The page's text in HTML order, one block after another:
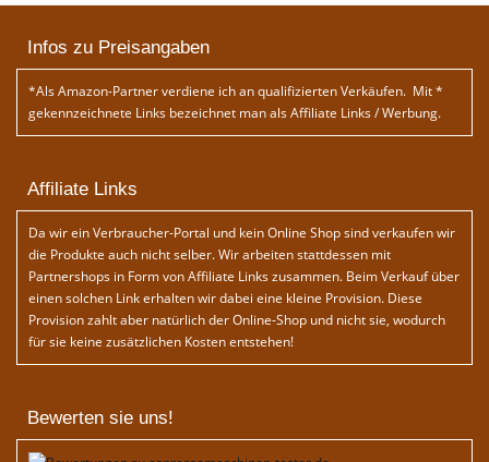
Infos zu Preisangaben
*Als Amazon-Partner verdiene ich an qualifizierten Verkäufen. Mit *
gekennzeichnete Links bezeichnet man als Affiliate Links / Werbung.
Affiliate Links
Da wir ein Verbraucher-Portal und kein Online Shop sind verkaufen wir
die Produkte auch nicht selber. Wir arbeiten stattdessen mit
Partnershops in Form von Affiliate Links zusammen. Beim Verkauf über
einen solchen Link erhalten wir dabei eine kleine Provision. Diese
Provision zahlt aber natürlich der Online-Shop und nicht sie, wodurch
für sie keine zusätzlichen Kosten entstehen!
Bewerten sie uns!